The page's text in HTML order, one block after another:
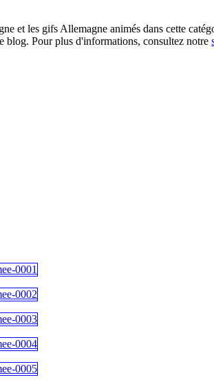
et les gifs Allemagne animés dans cette
blog. Pour plus d'informations, consultez notre